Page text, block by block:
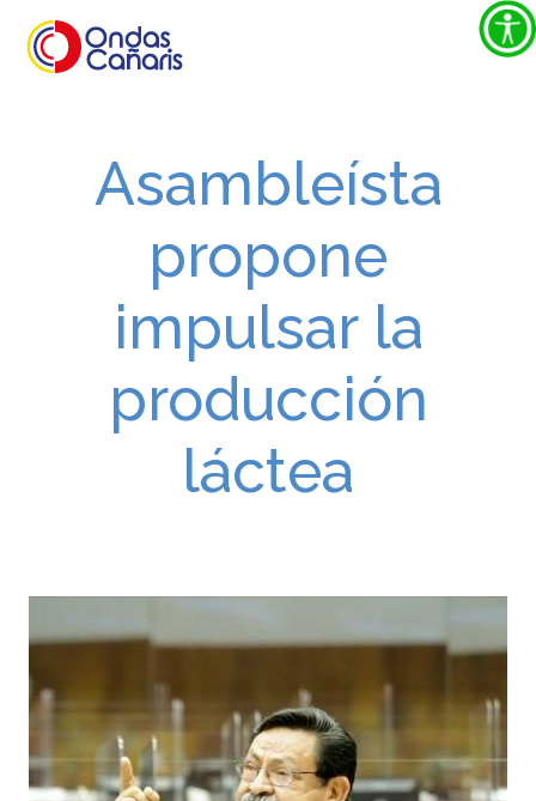
Asambleísta
propone
impulsar la
producción
láctea